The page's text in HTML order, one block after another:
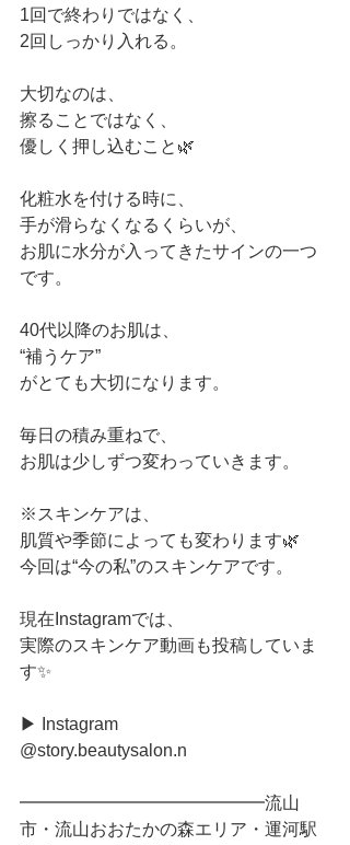
1回で終わりではなく、
2回しっかり入れる。
大切なのは、
擦ることではなく、
優しく押し込むこと🌿
化粧水を付ける時に、
手が滑らなくなるくらいが、
お肌に水分が入ってきたサインの一つ
です。
40代以降のお肌は、
“補うケア”
がとても大切になります。
毎日の積み重ねで、
お肌は少しずつ変わっていきます。
※スキンケアは、
肌質や季節によっても変わります🌿
今回は“今の私”のスキンケアです。
現在Instagramでは、
実際のスキンケア動画も投稿していま
す✨
▶︎ Instagram
@story.beautysalon.n
━━━━━━━━━━━━━━流山
市・流山おおたかの森エリア・運河駅